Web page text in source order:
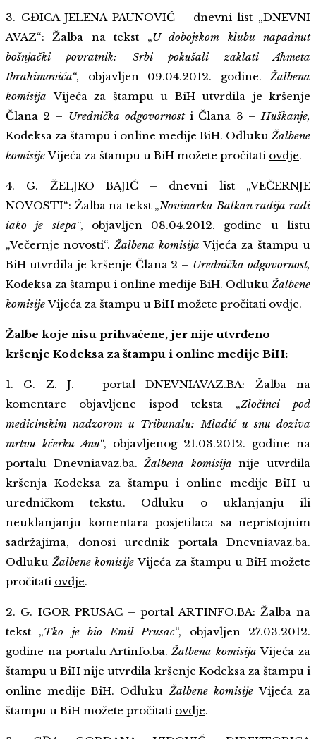
3. GĐICA JELENA PAUNOVIĆ – dnevni list „DNEVNI
AVAZ“: Žalba na tekst „U dobojskom klubu napadnut
bošnjački povratnik: Srbi pokušali zaklati Ahmeta
Ibrahimovića“, objavljen 09.04.2012. godine. Žalbena
komisijaVijeća za štampu u BiH utvrdila je kršenje
Člana 2 – Urednička odgovornosti Člana 3 –Huškanje,
Kodeksa za štampu i online medije BiH. Odluku Žalbene
komisijeVijeća za štampu u BiH možete pročitati ovdje.
4. G. ŽELJKO BAJIĆ – dnevni list „VEČERNJE
NOVOSTI“: Žalba na tekst „Novinarka Balkan radija radi
iako je slepa“, objavljen 08.04.2012. godine u listu
„Večernje novosti“. Žalbena komisijaVijeća za štampu u
BiH utvrdila je kršenje Člana 2 – Urednička odgovornost,
Kodeksa za štampu i online medije BiH. Odluku Žalbene
komisijeVijeća za štampu u BiH možete pročitati ovdje.
Žalbe koje nisu prihvaćene, jer nije utvrđeno
kršenje Kodeksa za štampu i online medije BiH:
1. G. Z. J. – portal DNEVNIAVAZ.BA: Žalba na
komentare objavljene ispod teksta „Zločinci pod
medicinskim nadzorom u Tribunalu: Mladić u snu doziva
mrtvu kćerku Anu“, objavljenog 21.03.2012. godine na
portalu Dnevniavaz.ba.Žalbena komisijanije utvrdila
kršenja Kodeksa za štampu i online medije BiH u
uredničkom tekstu. Odluku o uklanjanju ili
neuklanjanju komentara posjetilaca sa nepristojnim
sadržajima, donosi urednik portala Dnevniavaz.ba.
Odluku Žalbene komisijeVijeća za štampu u BiH možete
pročitati ovdje.
2. G. IGOR PRUSAC – portal ARTINFO.BA: Žalba na
tekst „Tko je bio Emil Prusac“, objavljen 27.03.2012.
godine na portalu Artinfo.ba.Žalbena komisijaVijeća za
štampu u BiH nije utvrdila kršenje Kodeksa za štampu i
online medije BiH. Odluku Žalbene komisijeVijeća za
štampu u BiH možete pročitati ovdje.